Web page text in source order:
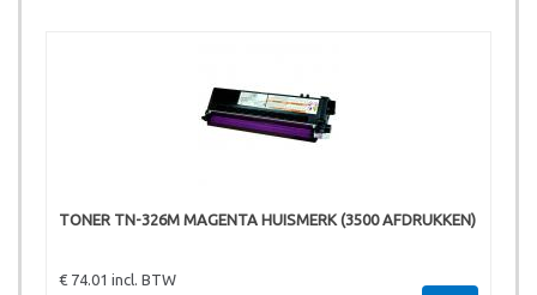
TONER TN-326M MAGENTA HUISMERK (3500 AFDRUKKEN)
€ 74.01 incl. BTW